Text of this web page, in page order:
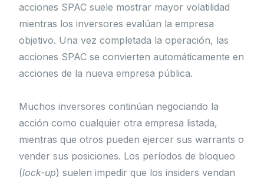
acciones SPAC suele mostrar mayor volatilidad
mientras los inversores evalúan la empresa
objetivo. Una vez completada la operación, las
acciones SPAC se convierten automáticamente en
acciones de la nueva empresa pública.
Muchos inversores continúan negociando la
acción como cualquier otra empresa listada,
mientras que otros pueden ejercer sus warrants o
vender sus posiciones. Los períodos de bloqueo
(lock-up) suelen impedir que los insiders vendan